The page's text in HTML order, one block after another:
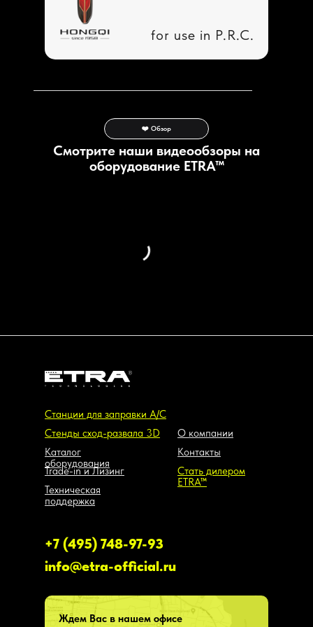
for use in P.R.C.
Смотрите наши видеообзоры на
оборудование ETRA™
❤️ Обзор
Стенды сход-развала 3D
Станции для заправки А/С
Каталог
оборудования
Trade-in и Лизинг
Техническая
поддержка
Ждем Вас в нашем офисе
+7 (495) 748-97-93
info@etra-official.ru
О компании
Контакты
Стать дилером
ETRA™